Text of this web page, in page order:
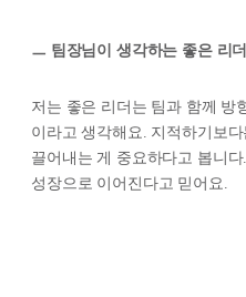
ㅡ 팀장님이 생각하는 좋은 리
저는 좋은 리더는 팀과 함께 방
이라고 생각해요. 지적하기보
끌어내는 게 중요하다고 봅니
성장으로 이어진다고 믿어요.